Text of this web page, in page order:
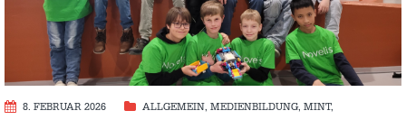
8. FEBRUAR 2026 ALLGEMEIN, MEDIENBILDUNG, MINT,